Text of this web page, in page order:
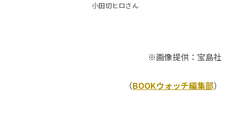
小田切ヒロさん
※画像提供：宝島社
（BOOKウォッチ編集部）